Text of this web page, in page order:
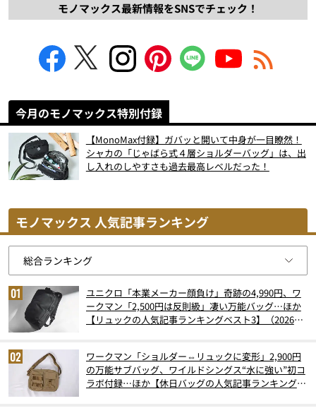
モノマックス最新情報をSNSでチェック！
今月のモノマックス特別付録
【MonoMax付録】ガバッと開いて中身が一目瞭然！
シャカの「じゃばら式４層ショルダーバッグ」は、出
し入れのしやすさも過去最高レベルだった！
モノマックス 人気記事ランキング
ユニクロ「本業メーカー顔負け」奇跡の4,990円、ワ
ークマン「2,500円は反則級」凄い万能バッグ…ほか
【リュックの人気記事ランキングベスト3】（2026年
ワークマン「ショルダー⇔リュックに変形」2,900円
の万能サブバッグ、ワイルドシングス“水に強い”初コ
ラボ付録…ほか【休日バッグの人気記事ランキングベ